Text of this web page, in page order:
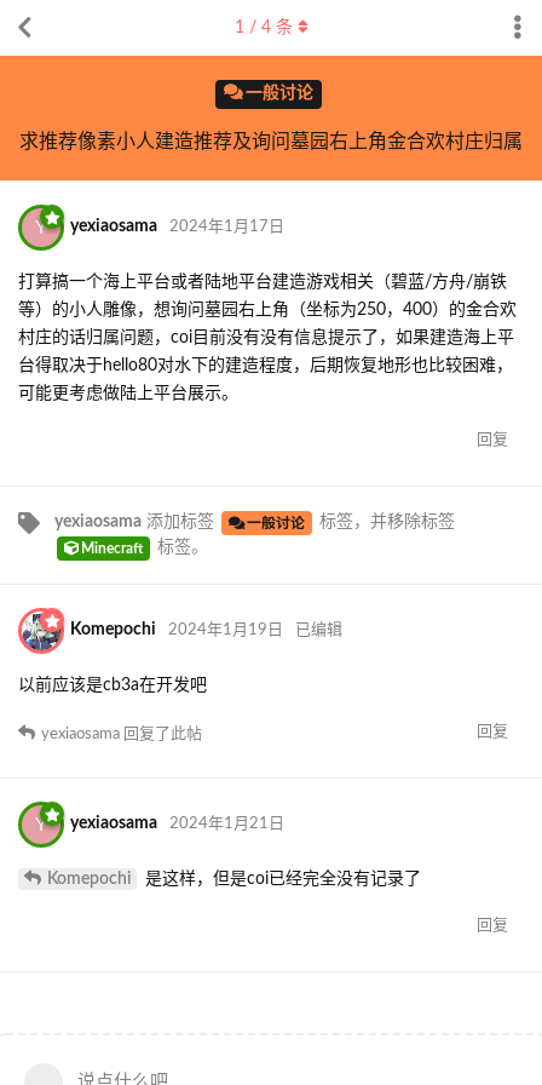
一般讨论
求推荐像素小人建造推荐及询问墓园右上角金合欢村庄归属
1 / 4条
Y yexiaosama 2024年1月17日
打算搞一个海上平台或者陆地平台建造游戏相关（碧蓝/方舟/崩铁
等）的小人雕像，想询问墓园右上角（坐标为250，400）的金合欢
村庄的话归属问题，coi目前没有没有信息提示了，如果建造海上平
台得取决于hello80对水下的建造程度，后期恢复地形也比较困难，
可能更考虑做陆上平台展示。
回复
yexiaosama 添加标签 一般讨论 标签，并移除标签
Minecraft 标签。
Komepochi 2024年1月19日 已编辑
以前应该是cb3a在开发吧
回复
yexiaosama 回复了此帖
Y yexiaosama 2024年1月21日
Komepochi 是这样，但是coi已经完全没有记录了
回复